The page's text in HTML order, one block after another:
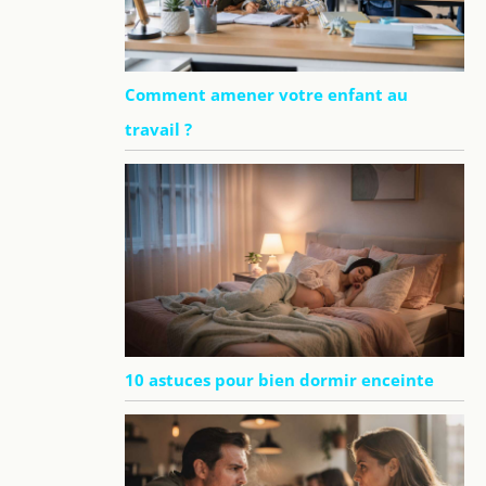
Comment amener votre enfant au
travail ?
10 astuces pour bien dormir enceinte